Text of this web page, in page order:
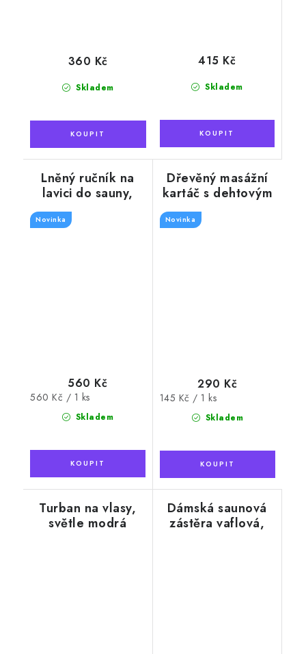
Skladem
360 Kč
Skladem
415 Kč
Lněný ručník na
lavici do sauny,
hnědý 50 x 150 cm
Novinka
Skladem
560 Kč
Měrná
560 Kč / 1 ks
Dřevěný masážní
kartáč s dehtovým
mýdlem, 100g
Novinka
Skladem
290 Kč
Měrná
145 Kč / 1 ks
Turban na vlasy,
světle modrá
Dámská saunová
zástěra vaflová,